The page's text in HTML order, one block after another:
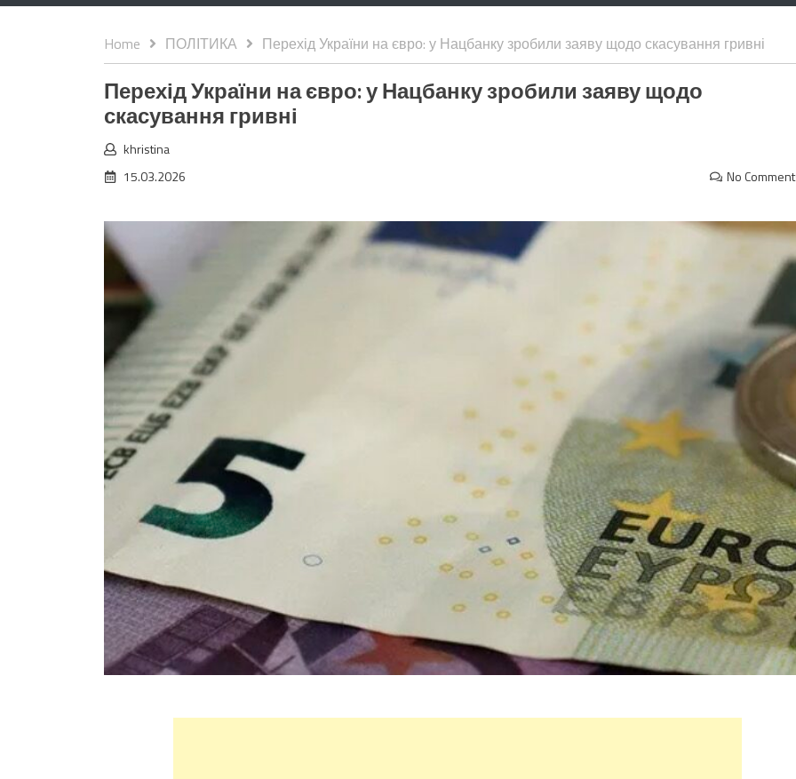
Home ПОЛІТИКА Перехід України на євро: у Нацбанку зробили заяву щодо скасування гривні
Перехід України на євро: у Нацбанку зробили заяву щодо
скасування гривні
khristina
15.03.2026
No